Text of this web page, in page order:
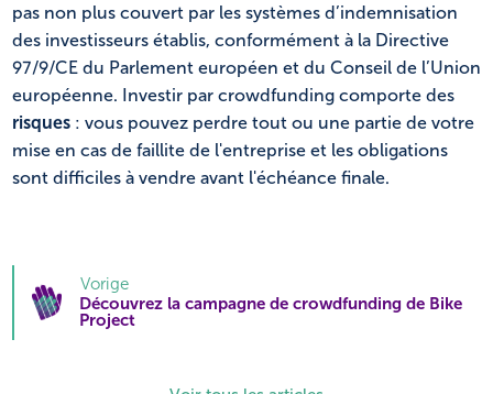
pas non plus couvert par les systèmes d’indemnisation
des investisseurs établis, conformément à la Directive
97/9/CE du Parlement européen et du Conseil de l’Union
européenne. Investir par crowdfunding comporte des
risques : vous pouvez perdre tout ou une partie de votre
mise en cas de faillite de l'entreprise et les obligations
sont difficiles à vendre avant l'échéance finale.
Vorige
Découvrez la campagne de crowdfunding de Bike
Project